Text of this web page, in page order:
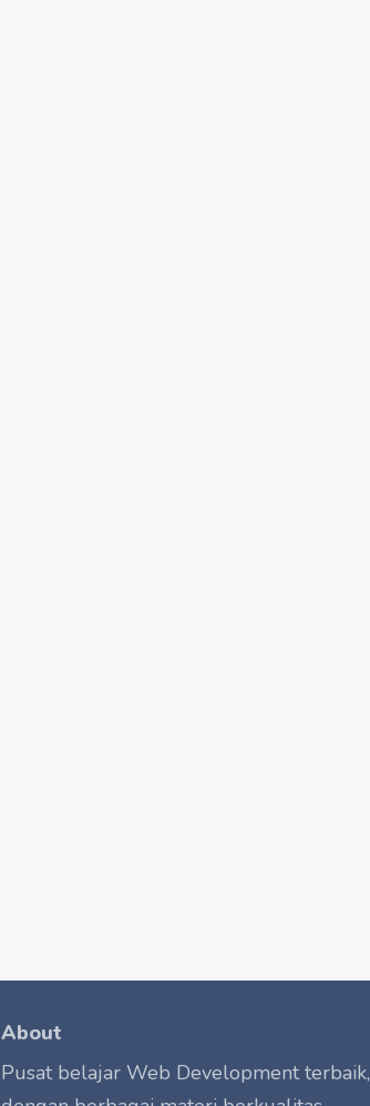
About
Pusat belajar Web Development terbaik,